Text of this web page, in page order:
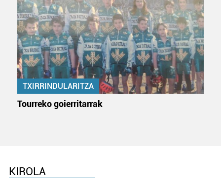
TXIRRINDULARITZA
Tourreko goierritarrak
KIROLA